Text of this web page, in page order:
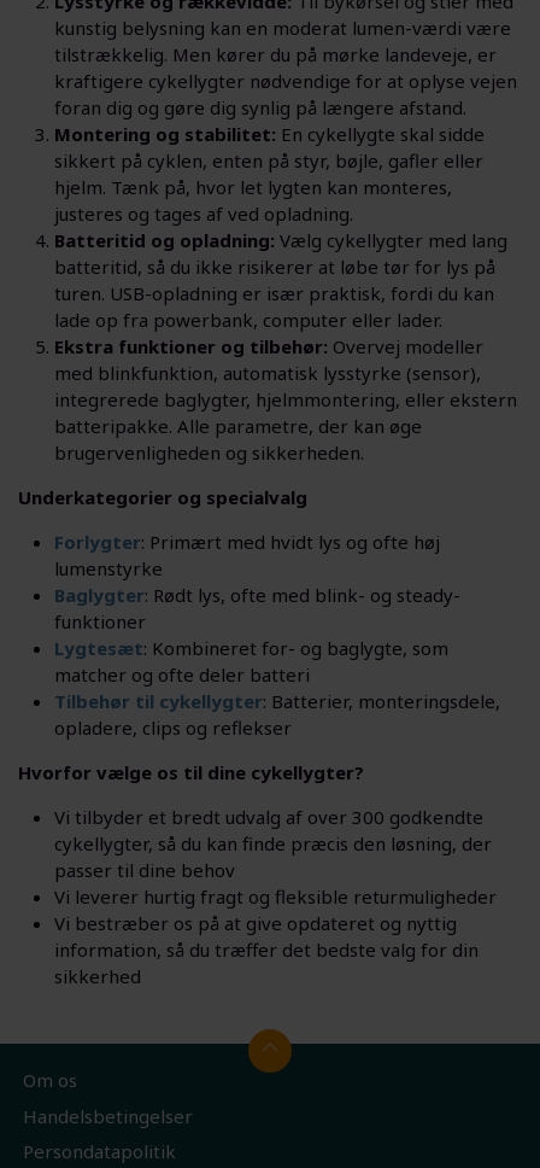
kunstig belysning kan en moderat lumen-værdi være
tilstrækkelig. Men kører du på mørke landeveje, er
kraftigere cykellygter nødvendige for at oplyse vejen
foran dig og gøre dig synlig på længere afstand.
Montering og stabilitet: En cykellygte skal sidde
sikkert på cyklen, enten på styr, bøjle, gafler eller
hjelm. Tænk på, hvor let lygten kan monteres,
justeres og tages af ved opladning.
Batteritid og opladning: Vælg cykellygter med lang
batteritid, så du ikke risikerer at løbe tør for lys på
turen. USB-opladning er især praktisk, fordi du kan
lade op fra powerbank, computer eller lader.
Ekstra funktioner og tilbehør: Overvej modeller
med blinkfunktion, automatisk lysstyrke (sensor),
integrerede baglygter, hjelmmontering, eller ekstern
batteripakke. Alle parametre, der kan øge
brugervenligheden og sikkerheden.
Underkategorier og specialvalg
Forlygter: Primært med hvidt lys og ofte høj
lumenstyrke
Baglygter: Rødt lys, ofte med blink- og steady-
funktioner
Lygtesæt: Kombineret for- og baglygte, som
matcher og ofte deler batteri
Tilbehør til cykellygter: Batterier, monteringsdele,
opladere, clips og reflekser
Hvorfor vælge os til dine cykellygter?
Vi tilbyder et bredt udvalg af over 300 godkendte
cykellygter, så du kan finde præcis den løsning, der
passer til dine behov
Vi leverer hurtig fragt og fleksible returmuligheder
Vi bestræber os på at give opdateret og nyttig
information, så du træffer det bedste valg for din
sikkerhed
Om os
Handelsbetingelser
Persondatapolitik